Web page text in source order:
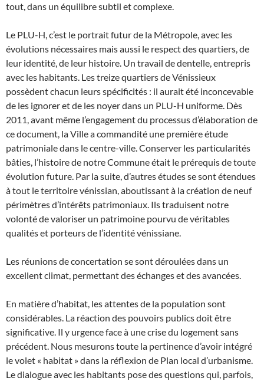
tout, dans un équilibre subtil et complexe.
Le PLU-H, c’est le portrait futur de la Métropole, avec les
évolutions nécessaires mais aussi le respect des quartiers, de
leur identité, de leur histoire. Un travail de dentelle, entrepris
avec les habitants. Les treize quartiers de Vénissieux
possèdent chacun leurs spécificités : il aurait été inconcevable
de les ignorer et de les noyer dans un PLU-H uniforme. Dès
2011, avant même l’engagement du processus d’élaboration de
ce document, la Ville a commandité une première étude
patrimoniale dans le centre-ville. Conserver les particularités
bâties, l’histoire de notre Commune était le prérequis de toute
évolution future. Par la suite, d’autres études se sont étendues
à tout le territoire vénissian, aboutissant à la création de neuf
périmètres d’intérêts patrimoniaux. Ils traduisent notre
volonté de valoriser un patrimoine pourvu de véritables
qualités et porteurs de l’identité vénissiane.
Les réunions de concertation se sont déroulées dans un
excellent climat, permettant des échanges et des avancées.
En matière d’habitat, les attentes de la population sont
considérables. La réaction des pouvoirs publics doit être
significative. Il y urgence face à une crise du logement sans
précédent. Nous mesurons toute la pertinence d’avoir intégré
le volet « habitat » dans la réflexion de Plan local d’urbanisme.
Le dialogue avec les habitants pose des questions qui, parfois,